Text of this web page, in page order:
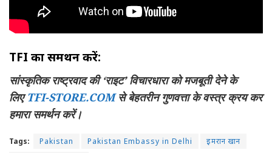
TFI का समर्थन करें:
सांस्कृतिक राष्ट्रवाद की ‘राइट’ विचारधारा को मजबूती देने के
लिएTFI-STORE.COMसे बेहतरीन गुणवत्ता के वस्त्र क्रय कर
हमारा समर्थन करें।
Tags: Pakistan Pakistan Embassy in Delhi
इमरान खान